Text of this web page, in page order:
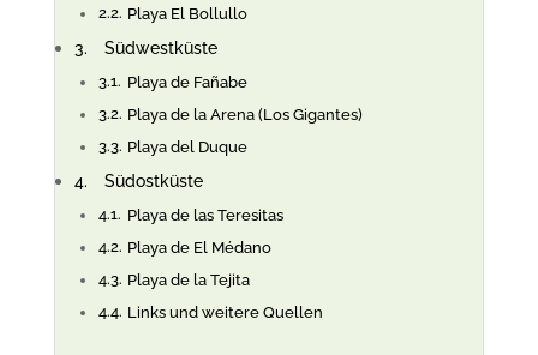
Playa El Bollullo
Südwestküste
Playa de Fañabe
Playa de la Arena (Los Gigantes)
Playa del Duque
Südostküste
Playa de las Teresitas
Playa de El Médano
Playa de la Tejita
Links und weitere Quellen